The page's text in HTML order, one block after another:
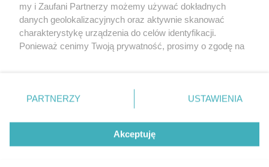
Nasze serwisy
Aktualności
Tcz24
Historia miasta
Muzyka i kultura
Archiwum wydarzeń
Zdjęcia miasta
my i Zaufani Partnerzy możemy używać dokładnych
danych geolokalizacyjnych oraz aktywnie skanować
charakterystykę urządzenia do celów identyfikacji.
Ponieważ cenimy Twoją prywatność, prosimy o zgodę na
znajdujący się w lewym dolnym rogu strony
. Niektóre
przetwarzaniu. Preferencje będą miały zastosowania tylko
PARTNERZY USTAWIENIA
Akceptuję